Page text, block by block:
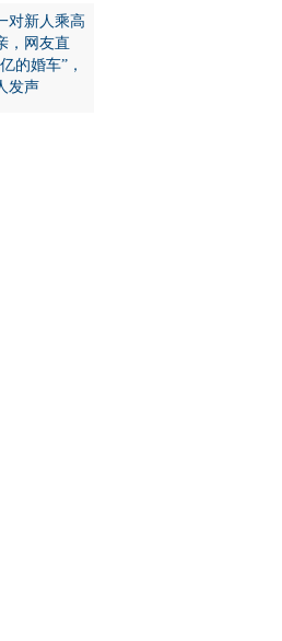
对新人乘高
，网友直
的婚车”，
发声